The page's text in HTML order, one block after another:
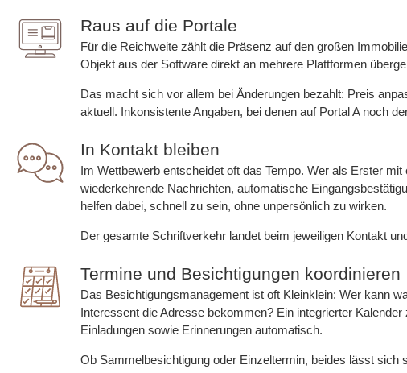
Raus auf die Portale
Für die Reichweite zählt die Präsenz auf den großen
Objekt aus der Software direkt an mehrere Plattformen
Das macht sich vor allem bei Änderungen bezahlt: Preis
aktuell. Inkonsistente Angaben, bei denen auf Portal A noch
In Kontakt bleiben
Im Wettbewerb entscheidet oft das Tempo. Wer als Erster
wiederkehrende Nachrichten, automatische
helfen dabei, schnell zu sein, ohne unpersönlich zu wirken.
Der gesamte Schriftverkehr landet beim jeweiligen Kontakt
Termine und Besichtigungen koordinieren
Das Besichtigungsmanagement ist oft Kleinklein: Wer kann
Interessent die Adresse bekommen? Ein integrierter
Einladungen sowie Erinnerungen automatisch.
Ob Sammelbesichtigung oder Einzeltermin, beides lässt